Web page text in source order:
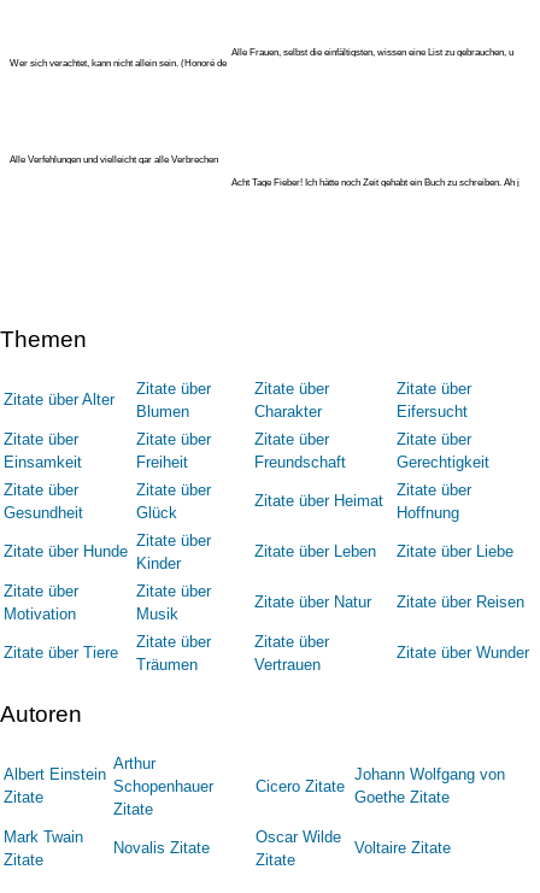
Wer sich verachtet, kann nicht allein sein. (Honoré de
Alle Frauen, selbst die einfältigsten, wissen eine List zu gebrauchen, u
Alle Verfehlungen und vielleicht gar alle Verbrechen
Acht Tage Fieber! Ich hätte noch Zeit gehabt ein Buch zu schreiben. Ah j
Themen
Zitate über Alter
Zitate über
Blumen
Zitate über
Charakter
Zitate über
Eifersucht
Zitate über
Einsamkeit
Zitate über
Freiheit
Zitate über
Freundschaft
Zitate über
Gerechtigkeit
Zitate über
Gesundheit
Zitate über
Glück
Zitate über Heimat
Zitate über
Hoffnung
Zitate über Hunde
Zitate über
Kinder
Zitate über Leben Zitate über Liebe
Zitate über
Motivation
Zitate über
Musik
Zitate über Natur Zitate über Reisen
Zitate über Tiere
Zitate über
Träumen
Zitate über
Vertrauen
Zitate über Wunder
Autoren
Albert Einstein
Zitate
Arthur
Schopenhauer
Zitate
Cicero Zitate
Johann Wolfgang von
Goethe Zitate
Mark Twain
Zitate
Novalis Zitate
Oscar Wilde
Zitate
Voltaire Zitate